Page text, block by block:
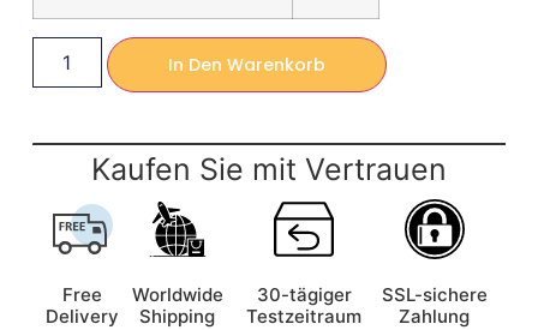
In Den Warenkorb
Kaufen Sie mit Vertrauen
Free
Delivery
Worldwide
Shipping
30-tägiger
Testzeitraum
SSL-sichere
Zahlung